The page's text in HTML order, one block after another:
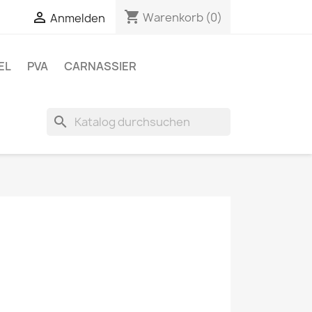
 Anmelden shopping_cart Warenkorb (0)
PVA
CARNASSIER
search